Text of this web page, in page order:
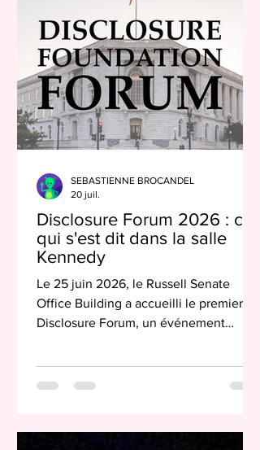
Arnaud Saint-Martin (LFI) ont souhaité
donner la parole à ceux qui étudient le
phénomène avec sérieux et faire le
point sur l’étude du phénomène en
Fran
Disclosure Forum 2026 : ce
qui s'est dit dans la salle
Kennedy
Le 25 juin 2026, le Russell Senate
Office Building a accueilli le premier
Disclosure Forum, un événement
lucratif. A. Deschamps from Sentinel
SEBASTIENNE BROCANDEL
20 juil.